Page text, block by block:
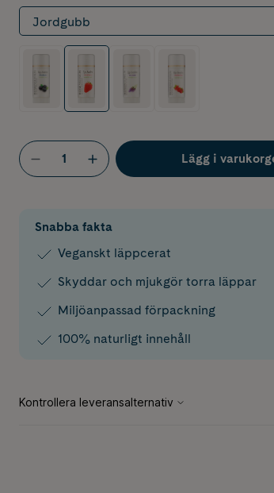
Jordgubb
Lägg i
Snabba fakta
Veganskt läppcerat
Skyddar och mjukgör torra läppar
Miljöanpassad förpackning
100% naturligt innehåll